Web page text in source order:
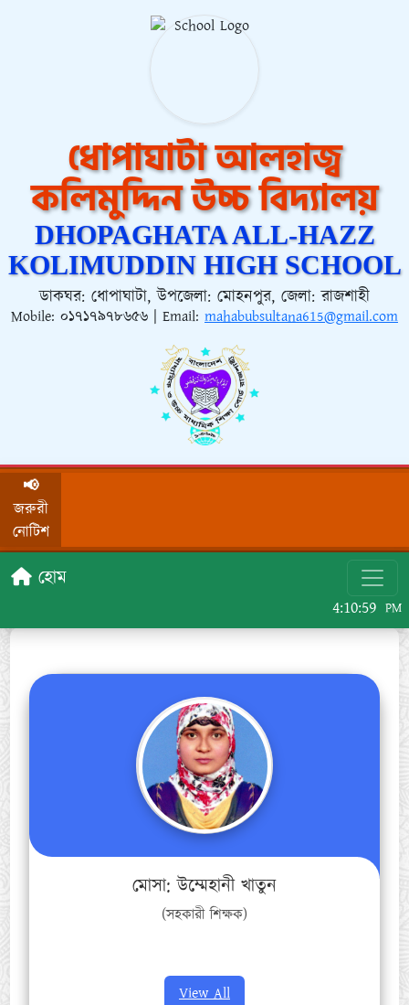
ধোপাঘাটা আলহাজ্ব
কলিমুদ্দিন উচ্চ বিদ্যালয়
DHOPAGHATA ALL-HAZZ
KOLIMUDDIN HIGH SCHOOL
ডাকঘর: ধোপাঘাটা, উপজেলা: মোহনপুর, জেলা: রাজশাহী
Mobile: ০১৭১৭৯৭৮৬৫৬ | Email: mahabubsultana615@gmail.com
📢
জরুরী
নোটিশ
হোম
4:10:59 PM
মোসা: উম্মেহানী খাতুন
(সহকারী শিক্ষক)
View All